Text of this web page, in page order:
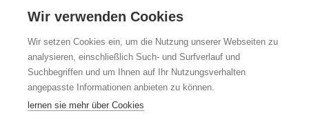
KARRIERE
AGBIMPRESSUMDATENSCHUTZ
Wir verwenden Cookies
Wir setzen Cookies ein, um die Nutzung unserer Webseiten zu
analysieren, einschließlich Such- und Surfverlauf und
Suchbegriffen und um Ihnen auf Ihr Nutzungsverhalten
angepasste Informationen anbieten zu können.
lernen sie mehr über Cookies